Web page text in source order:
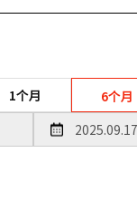
1个月 6个月